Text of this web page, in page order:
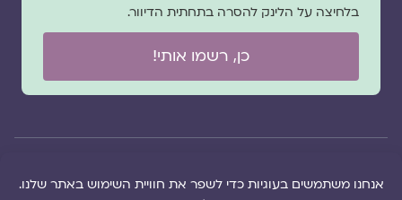
בלחיצה על הלינק להסרה בתחתית הדיוור.
כן, רשמו אותי!
הוקם ב ❤ על ידי –